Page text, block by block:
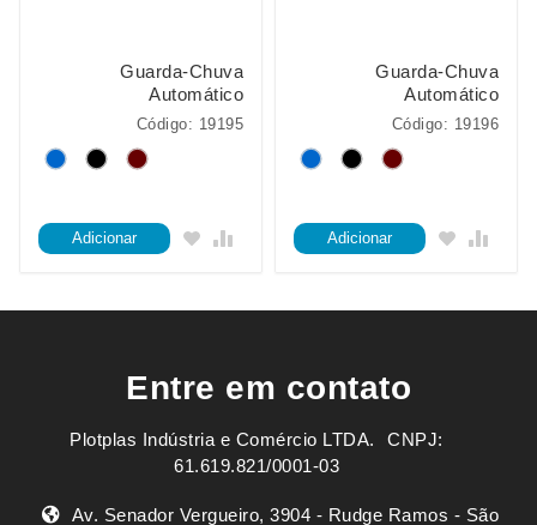
Guarda-Chuva
Automático
Código: 19195
Adicionar
Guarda-Chuva
Automático
Código: 19196
Adicionar
Entre em contato
Plotplas Indústria e Comércio LTDA. ㅤㅤㅤ CNPJ:
61.619.821/0001-03
Av. Senador Vergueiro, 3904 - Rudge Ramos - São